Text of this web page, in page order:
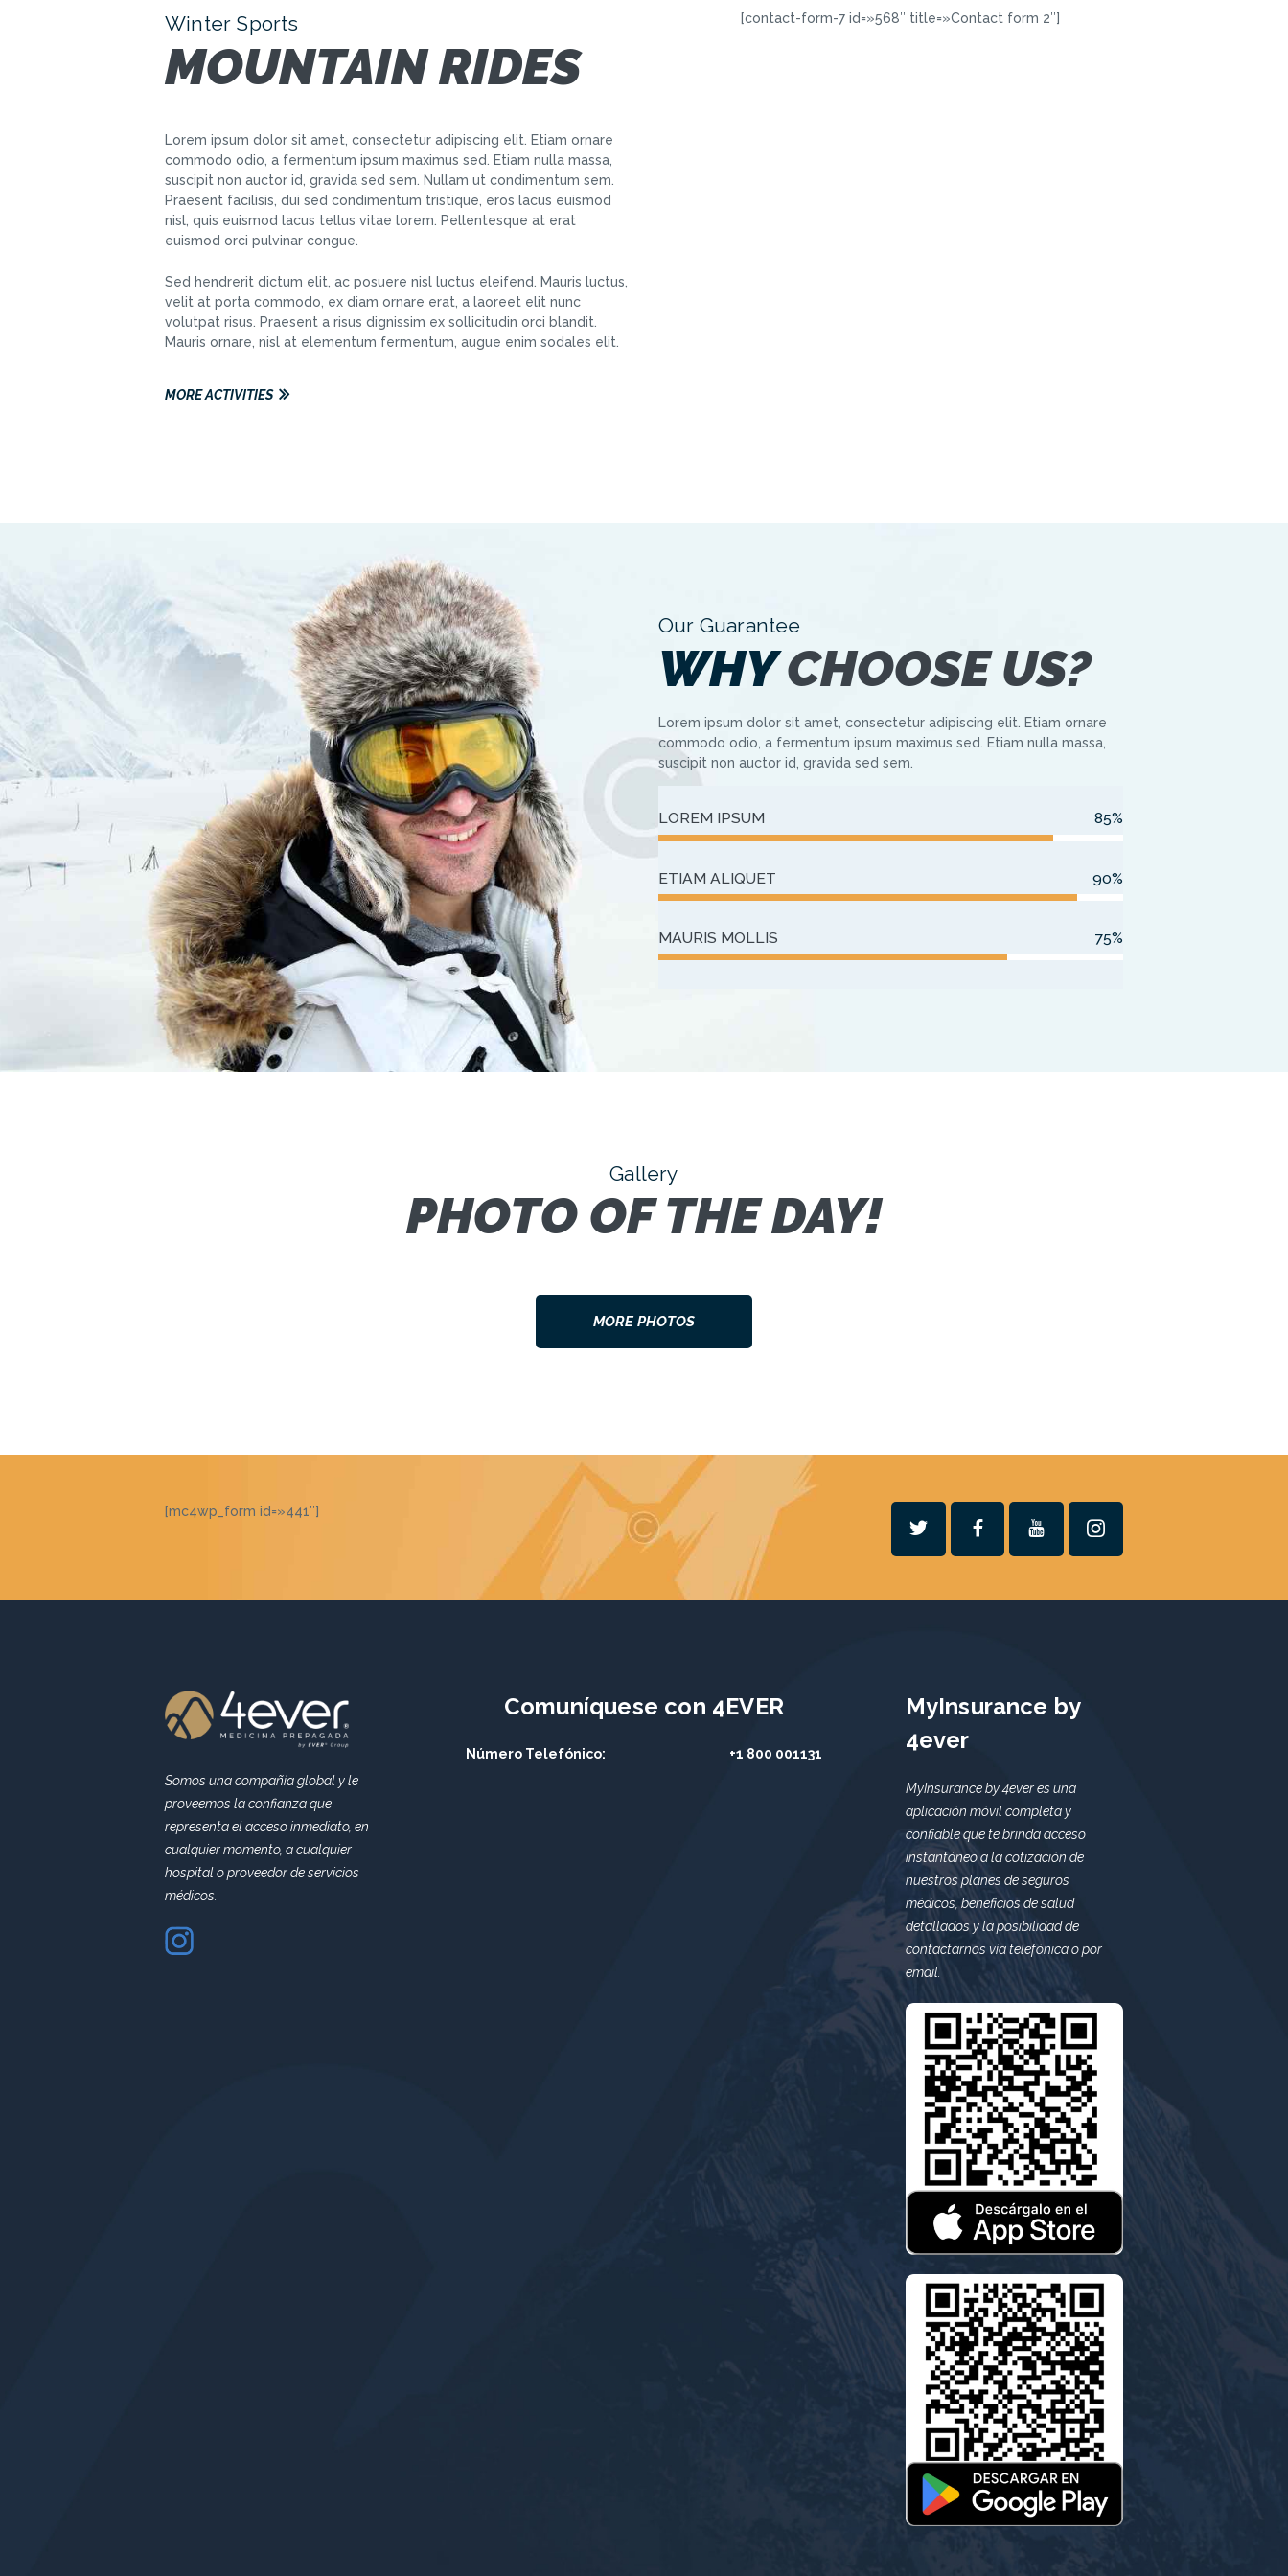
Winter Sports
MOUNTAIN RIDES
Lorem ipsum dolor sit amet, consectetur adipiscing elit. Etiam ornare
commodo odio, a fermentum ipsum maximus sed. Etiam nulla massa,
suscipit non auctor id, gravida sed sem. Nullam ut condimentum sem.
Praesent facilisis, dui sed condimentum tristique, eros lacus euismod
nisl, quis euismod lacus tellus vitae lorem. Pellentesque at erat
euismod orci pulvinar congue.
Sed hendrerit dictum elit, ac posuere nisl luctus eleifend. Mauris luctus,
velit at porta commodo, ex diam ornare erat, a laoreet elit nunc
volutpat risus. Praesent a risus dignissim ex sollicitudin orci blandit.
Mauris ornare, nisl at elementum fermentum, augue enim sodales elit.
MORE ACTIVITIES
[contact-form-7 id=»568″ title=»Contact form 2″]
Our Guarantee
WHYCHOOSE US?
Lorem ipsum dolor sit amet, consectetur adipiscing elit. Etiam ornare
commodo odio, a fermentum ipsum maximus sed. Etiam nulla massa,
suscipit non auctor id, gravida sed sem.
LOREM IPSUM 85%
ETIAM ALIQUET 90%
MAURIS MOLLIS 75%
Gallery
PHOTO OF THE DAY!
MORE PHOTOS
[mc4wp_form id=»441″]
Somos una compañía global y le
proveemos la confianza que
representa el acceso inmediato, en
cualquier momento, a cualquier
hospital o proveedor de servicios
médicos.
Comuníquese con 4EVER
Número Telefónico: +1 800 001131
MyInsurance by
4ever
MyInsurance by 4ever es una
aplicación móvil completa y
confiable que te brinda acceso
instantáneo a la cotización de
nuestros planes de seguros
médicos, beneficios de salud
detallados y la posibilidad de
contactarnos vía telefónica o por
email.